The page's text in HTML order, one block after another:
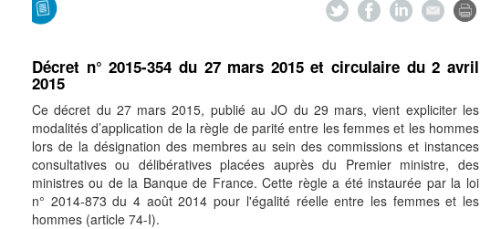
Décret n° 2015-354 du 27 mars 2015 et circulaire du 2 avril
2015
Ce décret du 27 mars 2015, publié au JO du 29 mars, vient expliciter les
modalités d’application de la règle de parité entre les femmes et les hommes
lors de la désignation des membres au sein des commissions et instances
consultatives ou délibératives placées auprès du Premier ministre, des
ministres ou de la Banque de France. Cette règle a été instaurée par la loi
n° 2014-873 du 4 août 2014 pour l'égalité réelle entre les femmes et les
hommes (article 74-I).